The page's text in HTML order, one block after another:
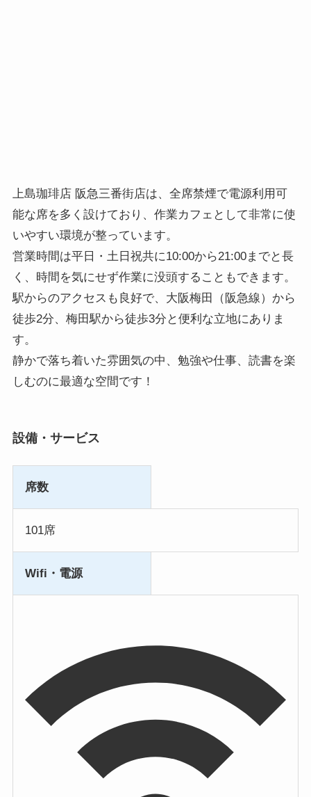
上島珈琲店 阪急三番街店は、全席禁煙で電源利用可
能な席を多く設けており、作業カフェとして非常に使
いやすい環境が整っています。
営業時間は平日・土日祝共に10:00から21:00までと長
く、時間を気にせず作業に没頭することもできます。
駅からのアクセスも良好で、大阪梅田（阪急線）から
徒歩2分、梅田駅から徒歩3分と便利な立地にありま
す。
静かで落ち着いた雰囲気の中、勉強や仕事、読書を楽
しむのに最適な空間です！
設備・サービス
席数
101席
Wifi・電源